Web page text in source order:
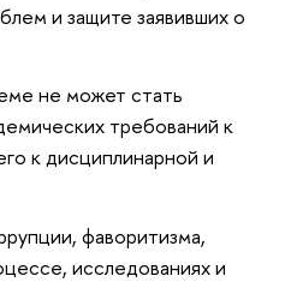
и защите заявивших о
не может стать
требований к
к дисциплинарной и
фаворитизма,
исследованиях и